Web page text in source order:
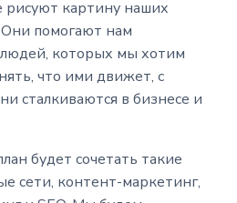
рисуют картину наших
помогают нам
которых мы хотим
что ими движет, с
сталкиваются в бизнесе и
будет сочетать такие
сети, контент-маркетинг,